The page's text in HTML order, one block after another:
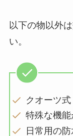
以下の物以外
い。
クオーツ式
特殊な機
日常用の防